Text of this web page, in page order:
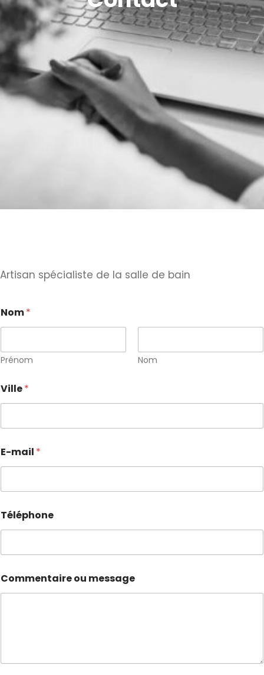
Artisan spécialiste de la salle de bain
Nom*
Prénom Nom
Ville*
E-mail *
Téléphone
Commentaire ou message